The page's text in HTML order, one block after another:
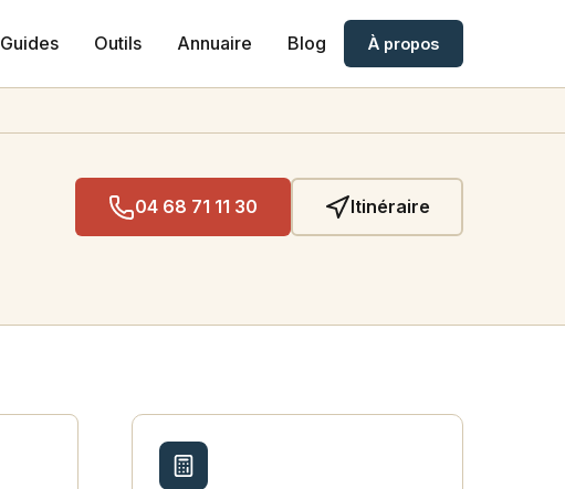
Guides Outils Annuaire Blog À propos
04 68 71 11 30 Itinéraire